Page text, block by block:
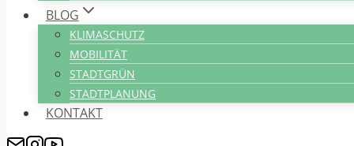
BLOG
KLIMASCHUTZ
MOBILITÄT
STADTGRÜN
STADTPLANUNG
KONTAKT